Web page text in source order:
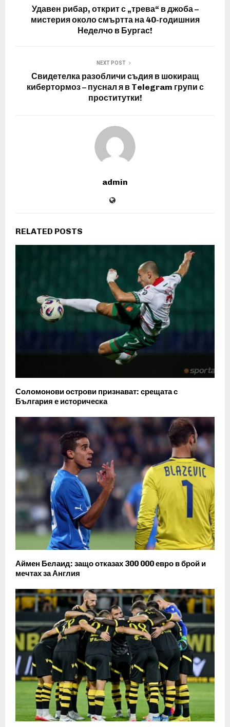
Удавен рибар, открит с „трева“ в джоба –
мистерия около смъртта на 40-годишния
Неделчо в Бургас!
NEXT POST
Свидетелка разобличи съдия в шокиращ
кибертормоз – пуснал я в Telegram групи с
проститутки!
admin
RELATED POSTS
Соломонови острови признават: срещата с
България е историческа
Аймен Белаид: защо отказах 300 000 евро в брой и
мечтах за Англия